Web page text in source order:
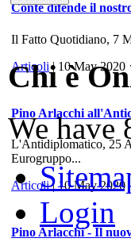
Conte difende il
Il Fatto Quotidiano, 7
Articoli| 10 May 2020
Pino Arlacchi
L'Antidiplomatico, 25
Eurogruppo...
Articoli| 10 May 2020
Pino Arlacchi - Il
Chi è
We have
Login